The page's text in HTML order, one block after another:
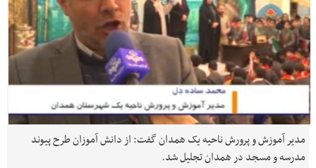
مدیر آموزش و پرورش ناحیه یک همدان گفت: از دانش آموزان طرح پیوند
مدرسه و مسجد در همدان تجلیل شد.